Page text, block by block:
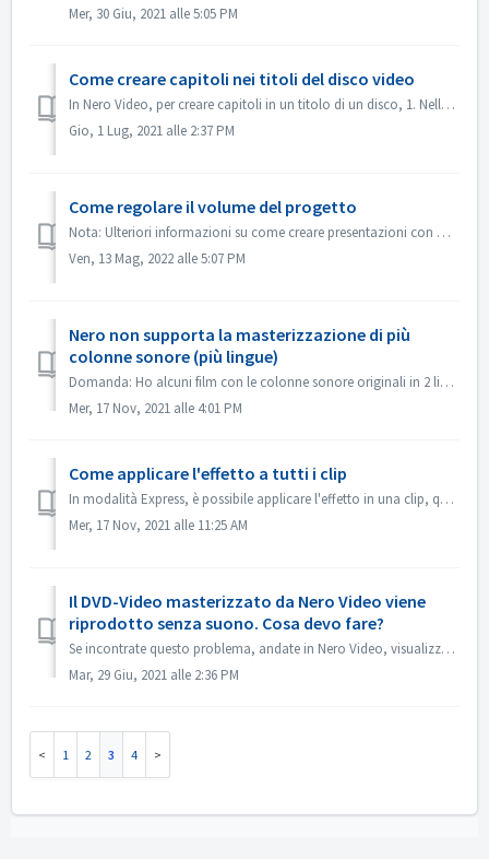
Mer, 30 Giu, 2021 alle 5:05 PM
Come creare capitoli nei titoli del disco video
In Nero Video, per creare capitoli in un titolo di un disco, 1. Nella schermata Contenuto, selezionare il titolo. 2. Sotto l'anteprima del titolo, spost...
Gio, 1 Lug, 2021 alle 2:37 PM
Come regolare il volume del progetto
Nota: Ulteriori informazioni su come creare presentazioni con musica sono disponibili al seguente link: Creazione di presentazioni con musica In Modifica a...
Ven, 13 Mag, 2022 alle 5:07 PM
Nero non supporta la masterizzazione di più
colonne sonore (più lingue)
Domanda: Ho alcuni film con le colonne sonore originali in 2 lingue incluse (tedesco e inglese). Ma non riesco a mettere la 2a traccia audio sul DVD; viene ...
Mer, 17 Nov, 2021 alle 4:01 PM
Come applicare l'effetto a tutti i clip
In modalità Express, è possibile applicare l'effetto in una clip, quindi aprire il "Controllo effetto Express", abilitare "Applica a tutt...
Mer, 17 Nov, 2021 alle 11:25 AM
Il DVD-Video masterizzato da Nero Video viene
riprodotto senza suono. Cosa devo fare?
Se incontrate questo problema, andate in Nero Video, visualizzate l'anteprima del vostro progetto sorgente. Assicurati che il suono sia ok prima della m...
Mar, 29 Giu, 2021 alle 2:36 PM
1 2 3 4